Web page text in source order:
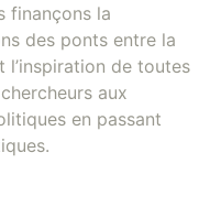
finançons la
des ponts entre la
l’inspiration de toutes
aux
en passant